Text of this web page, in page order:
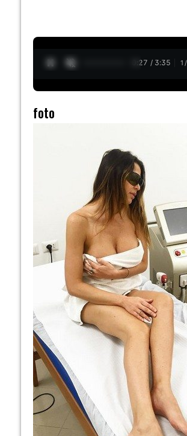
0:28 / 3:35 1 /
foto